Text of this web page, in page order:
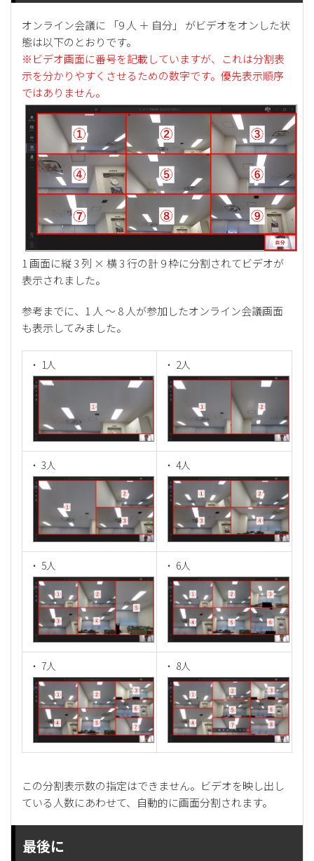
オンライン会議に 「9 人 ＋ 自分」 がビデオをオンした状
態は以下のとおりです。
※ビデオ画面に番号を記載していますが、これは分割表
示を分かりやすくさせるための数字です。優先表示順序
ではありません。
1 画面に縦 3 列 × 横 3 行の計 9 枠に分割されてビデオが
表示されました。
参考までに、1 人 ～ 8 人が参加したオンライン会議画面
も表示してみました。
・ 1人 ・ 2人
・ 3人 ・ 4人
・ 5人 ・ 6人
・ 7人 ・ 8人
この分割表示数の指定はできません。ビデオを映し出し
ている人数にあわせて、自動的に画面分割されます。
最後に